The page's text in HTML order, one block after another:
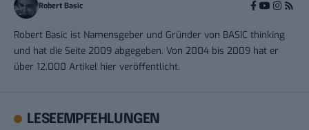
Robert Basic
Robert Basic ist Namensgeber und Gründer von BASIC thinking
und hat die Seite 2009 abgegeben. Von 2004 bis 2009 hat er
über 12.000 Artikel hier veröffentlicht.
LESEEMPFEHLUNGEN